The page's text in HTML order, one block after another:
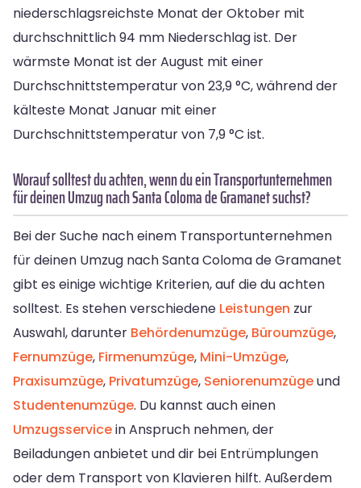
niederschlagsreichste Monat der Oktober mit
durchschnittlich 94 mm Niederschlag ist. Der
wärmste Monat ist der August mit einer
Durchschnittstemperatur von 23,9 °C, während der
kälteste Monat Januar mit einer
Durchschnittstemperatur von 7,9 °C ist.
Worauf solltest du achten, wenn du ein Transportunternehmen
für deinen Umzug nach Santa Coloma de Gramanet suchst?
Bei der Suche nach einem Transportunternehmen
für deinen Umzug nach Santa Coloma de Gramanet
gibt es einige wichtige Kriterien, auf die du achten
solltest. Es stehen verschiedene Leistungen zur
Auswahl, darunter Behördenumzüge, Büroumzüge,
Fernumzüge, Firmenumzüge, Mini-Umzüge,
Praxisumzüge, Privatumzüge, Seniorenumzügeund
Studentenumzüge. Du kannst auch einen
Umzugsservicein Anspruch nehmen, der
Beiladungen anbietet und dir bei Entrümplungen
oder dem Transport von Klavieren hilft. Außerdem